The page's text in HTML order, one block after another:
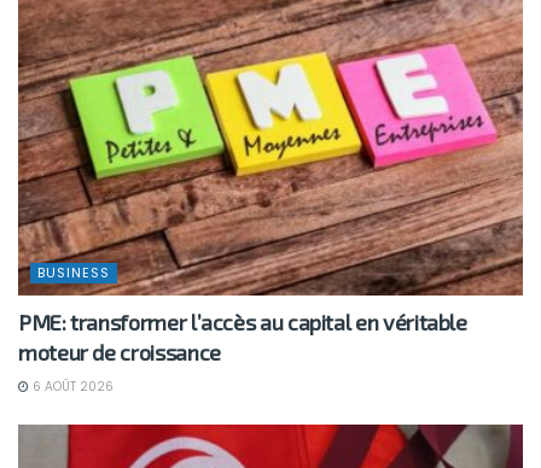
BUSINESS
PME: transformer l’accès au capital en véritable
moteur de croissance
6 AOÛT 2026